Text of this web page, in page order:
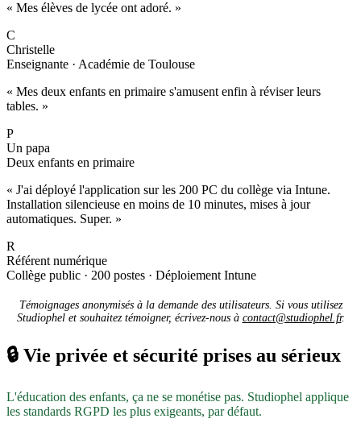
« Mes élèves de lycée ont adoré. »
C
Christelle
Enseignante · Académie de Toulouse
« Mes deux enfants en primaire s'amusent enfin à réviser leurs
tables. »
P
Un papa
Deux enfants en primaire
« J'ai déployé l'application sur les 200 PC du collège via Intune.
Installation silencieuse en moins de 10 minutes, mises à jour
automatiques. Super. »
R
Référent numérique
Collège public · 200 postes · Déploiement Intune
Témoignages anonymisés à la demande des utilisateurs. Si vous utilisez
Studiophel et souhaitez témoigner, écrivez-nous à contact@studiophel.fr.
🔒 Vie privée et sécurité prises au sérieux
L'éducation des enfants, ça ne se monétise pas. Studiophel applique
les standards RGPD les plus exigeants, par défaut.